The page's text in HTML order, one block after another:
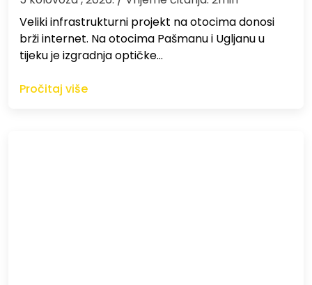
Veliki infrastrukturni projekt na otocima donosi
brži internet. Na otocima Pašmanu i Ugljanu u
tijeku je izgradnja optičke…
Pročitaj više